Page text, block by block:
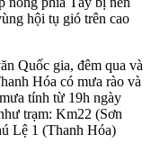
hội tụ gió trên cao
Quốc gia, đêm qua và
Hóa có mưa rào và
tính từ 19h ngày
trạm: Km22 (Sơn
Lệ 1 (Thanh Hóa)